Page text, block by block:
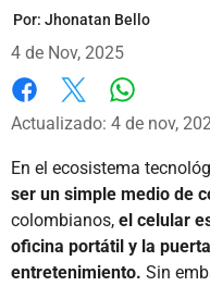
Por: Jhonatan Bello
4 de Nov, 2025
Facebook
X
Actualizado: 4 de nov,
En el ecosistema
ser un simple medio de
colombianos, el celular
oficina portátil y la
entretenimiento. Sin